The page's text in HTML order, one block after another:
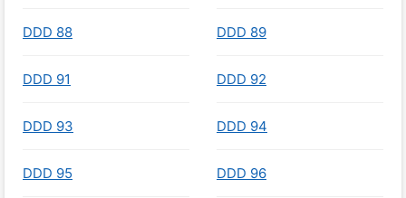
DDD 88 DDD 89
DDD 91 DDD 92
DDD 93 DDD 94
DDD 95 DDD 96